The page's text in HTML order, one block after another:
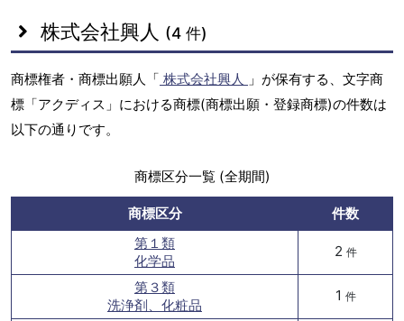
株式会社興人 (4 件)
商標権者・商標出願人「 株式会社興人
」が保有する、文字商
標「アクディス」における商標(商標出願・登録商標)の件数は
以下の通りです。
商標区分一覧 (全期間)
商標区分
件数
第１類
化学品
2 件
第３類
洗浄剤、化粧品
1 件